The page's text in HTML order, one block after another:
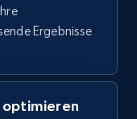
Ergebnisse